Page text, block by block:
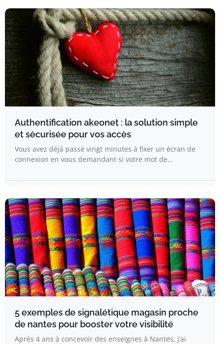
Authentification akeonet : la solution simple
et sécurisée pour vos accès
Vous avez déjà passé vingt minutes à fixer un écran de
connexion en vous demandant si votre mot de…
5 exemples de signalétique magasin proche
de nantes pour booster votre visibilité
Après 4 ans à concevoir des enseignes à Nantes, j’ai